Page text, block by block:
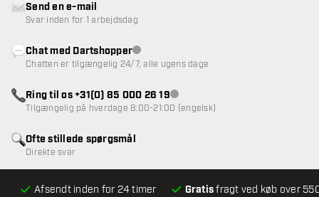
Afsendt inden for 24 timer Gratisfragt ved køb over
Ofte stillede spørgsmål
Direkte svar
Send en e-mail
Svar inden for 1 arbejdsdag
Chat med DartshopperKundeservice ikke tilgængelig
Chatten er tilgængelig 24/7, alle ugens dage
Ring til os +31(0) 85 000 26 19Kundeservice ikke tilgængelig
Tilgængelig på hverdage 8:00-21:00 (engelsk)